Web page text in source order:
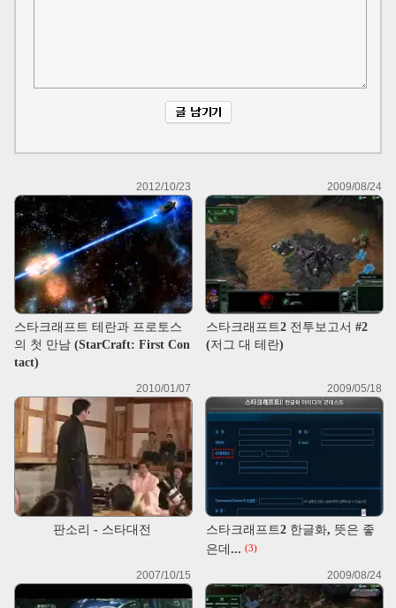
2012/10/23
스타크래프트 테란과 프로토스
의 첫 만남 (StarCraft: First Con
tact)
2009/08/24
스타크래프트2 전투보고서 #2
(저그 대 테란)
2010/01/07
판소리 - 스타대전
2009/05/18
스타크래프트2 한글화, 뜻은 좋
은데... (3)
2007/10/15 2009/08/24